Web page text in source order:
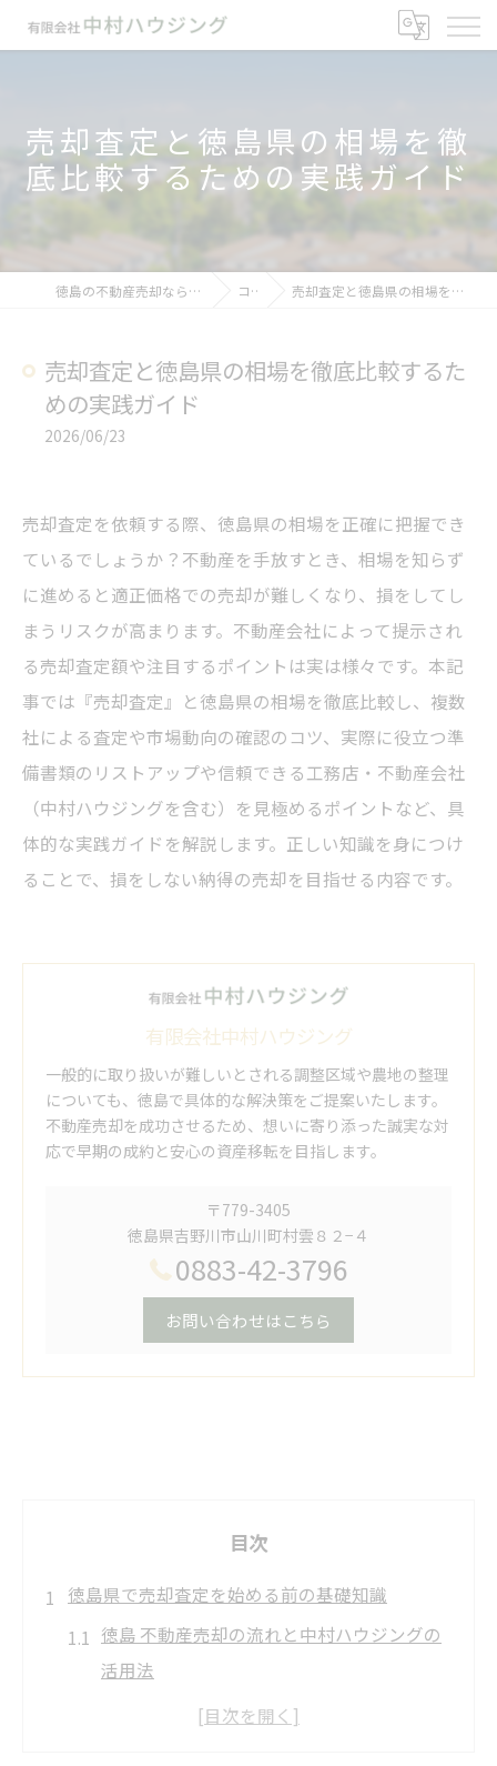
売却査定と徳島県の相場を徹
底比較するための実践ガイド
徳島の不動産売却なら有限会社中村ハウジング コラム 売却査定と徳島県の相場を徹底比較するための実践ガイド
売却査定と徳島県の相場を徹底比較するた
めの実践ガイド
2026/06/23
売却査定を依頼する際、徳島県の相場を正確に把握でき
ているでしょうか？不動産を手放すとき、相場を知らず
に進めると適正価格での売却が難しくなり、損をしてし
まうリスクが高まります。不動産会社によって提示され
る売却査定額や注目するポイントは実は様々です。本記
事では『売却査定』と徳島県の相場を徹底比較し、複数
社による査定や市場動向の確認のコツ、実際に役立つ準
備書類のリストアップや信頼できる工務店・不動産会社
（中村ハウジングを含む）を見極めるポイントなど、具
体的な実践ガイドを解説します。正しい知識を身につけ
ることで、損をしない納得の売却を目指せる内容です。
有限会社中村ハウジング
一般的に取り扱いが難しいとされる調整区域や農地の整理
についても、徳島で具体的な解決策をご提案いたします。
不動産売却を成功させるため、想いに寄り添った誠実な対
応で早期の成約と安心の資産移転を目指します。
〒779-3405
徳島県吉野川市山川町村雲８２−４
0883-42-3796
お問い合わせはこちら
目次
徳島県で売却査定を始める前の基礎知識
徳島 不動産売却の流れと中村ハウジングの
活用法
中古住宅売却に役立つ基礎知識と徳島県の